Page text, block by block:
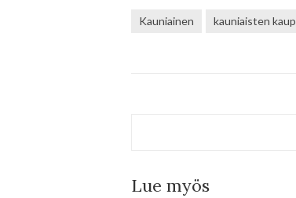
Kauniainen kauniaisten
Lue myös